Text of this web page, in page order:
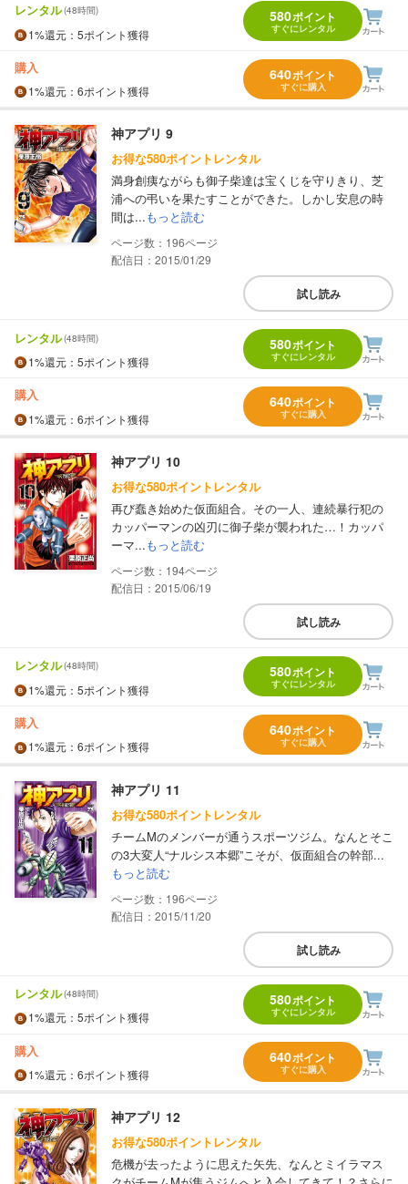
レンタル(48時間)
1%還元 ：5ポイント獲得
580ポイント
すぐにレンタル
購入
1%還元 ：6ポイント獲得
640ポイント
すぐに購入
神アプリ 9
お得な580ポイントレンタル
満身創痍ながらも御子柴達は宝くじを守りきり、芝
浦への弔いを果たすことができた。しかし安息の時
間は...もっと読む
196
配信日：2015/01/29
試し読み
レンタル(48時間)
1%還元 ：5ポイント獲得
580ポイント
すぐにレンタル
購入
1%還元 ：6ポイント獲得
640ポイント
すぐに購入
神アプリ 10
お得な580ポイントレンタル
再び蠢き始めた仮面組合。その一人、連続暴行犯の
カッパーマンの凶刃に御子柴が襲われた…！カッパ
ーマ...もっと読む
194
配信日：2015/06/19
試し読み
レンタル(48時間)
1%還元 ：5ポイント獲得
580ポイント
すぐにレンタル
購入
1%還元 ：6ポイント獲得
640ポイント
すぐに購入
神アプリ 11
お得な580ポイントレンタル
チームMのメンバーが通うスポーツジム。なんとそこ
の3大変人“ナルシス本郷”こそが、仮面組合の幹部...
もっと読む
196
配信日：2015/11/20
試し読み
レンタル(48時間)
1%還元 ：5ポイント獲得
580ポイント
すぐにレンタル
購入
1%還元 ：6ポイント獲得
640ポイント
すぐに購入
神アプリ 12
お得な580ポイントレンタル
危機が去ったように思えた矢先、なんとミイラマス